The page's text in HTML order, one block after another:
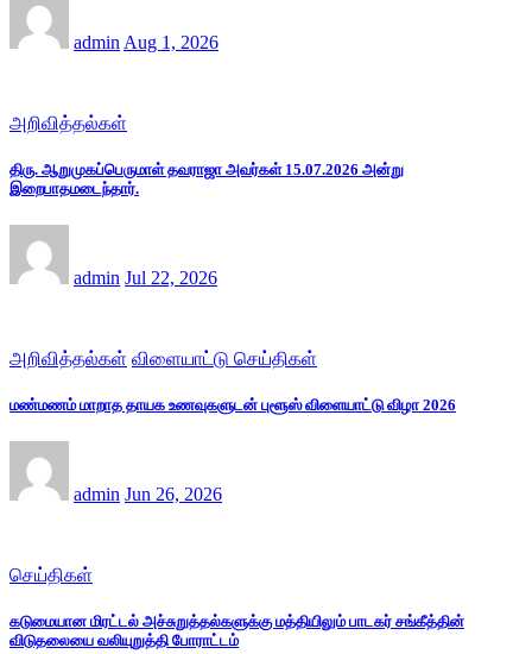
admin Aug 1, 2026
அறிவித்தல்கள்
திரு. ஆறுமுகப்பெருமாள் தவராஜா அவர்கள் 15.07.2026 அன்று
இறைபாதமடைந்தார்.
admin Jul 22, 2026
அறிவித்தல்கள் விளையாட்டு செய்திகள்
மண்மணம் மாறாத தாயக உணவுகளுடன் புளூஸ் விளையாட்டு விழா 2026
admin Jun 26, 2026
செய்திகள்
கடுமையான மிரட்டல் அச்சுறுத்தல்களுக்கு மத்தியிலும் பாடகர் சங்கீத்தின்
விடுதலையை வலியுறுத்தி போராட்டம்